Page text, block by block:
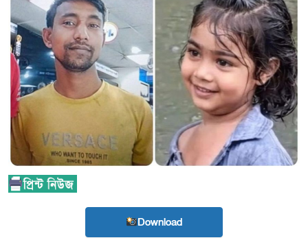
Download